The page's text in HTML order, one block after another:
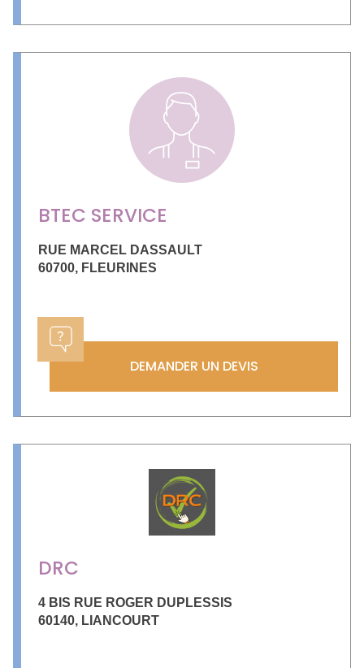
BTEC SERVICE
RUE MARCEL DASSAULT
60700, FLEURINES
DEMANDER UN DEVIS
DRC
4 BIS RUE ROGER DUPLESSIS
60140, LIANCOURT